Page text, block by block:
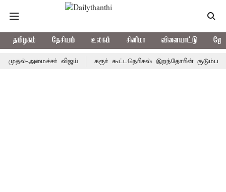
தமிழகம் தேசியம் உலகம் சினிமா விளையாட்டு
அமைச்சர் விஜய் கரூர் கூட்டநெரிசல்: இறந்தோரின்